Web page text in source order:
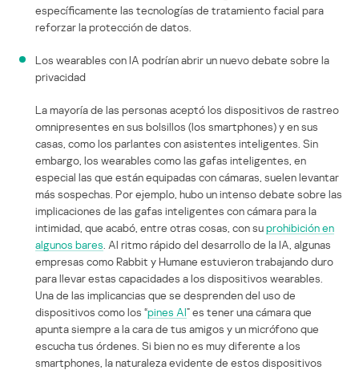
específicamente las tecnologías de tratamiento facial para
reforzar la protección de datos.
Los wearables con IA podrían abrir un nuevo debate sobre la
privacidad
La mayoría de las personas aceptó los dispositivos de rastreo
omnipresentes en sus bolsillos (los smartphones) y en sus
casas, como los parlantes con asistentes inteligentes. Sin
embargo, los wearables como las gafas inteligentes, en
especial las que están equipadas con cámaras, suelen levantar
más sospechas. Por ejemplo, hubo un intenso debate sobre las
implicaciones de las gafas inteligentes con cámara para la
intimidad, que acabó, entre otras cosas, con suprohibición en
algunos bares . Al ritmo rápido del desarrollo de la IA, algunas
empresas como Rabbit y Humane estuvieron trabajando duro
para llevar estas capacidades a los dispositivos wearables.
Una de las implicancias que se desprenden del uso de
dispositivos como los “pines AI” es tener una cámara que
apunta siempre a la cara de tus amigos y un micrófono que
escucha tus órdenes. Si bien no es muy diferente a los
smartphones, la naturaleza evidente de estos dispositivos